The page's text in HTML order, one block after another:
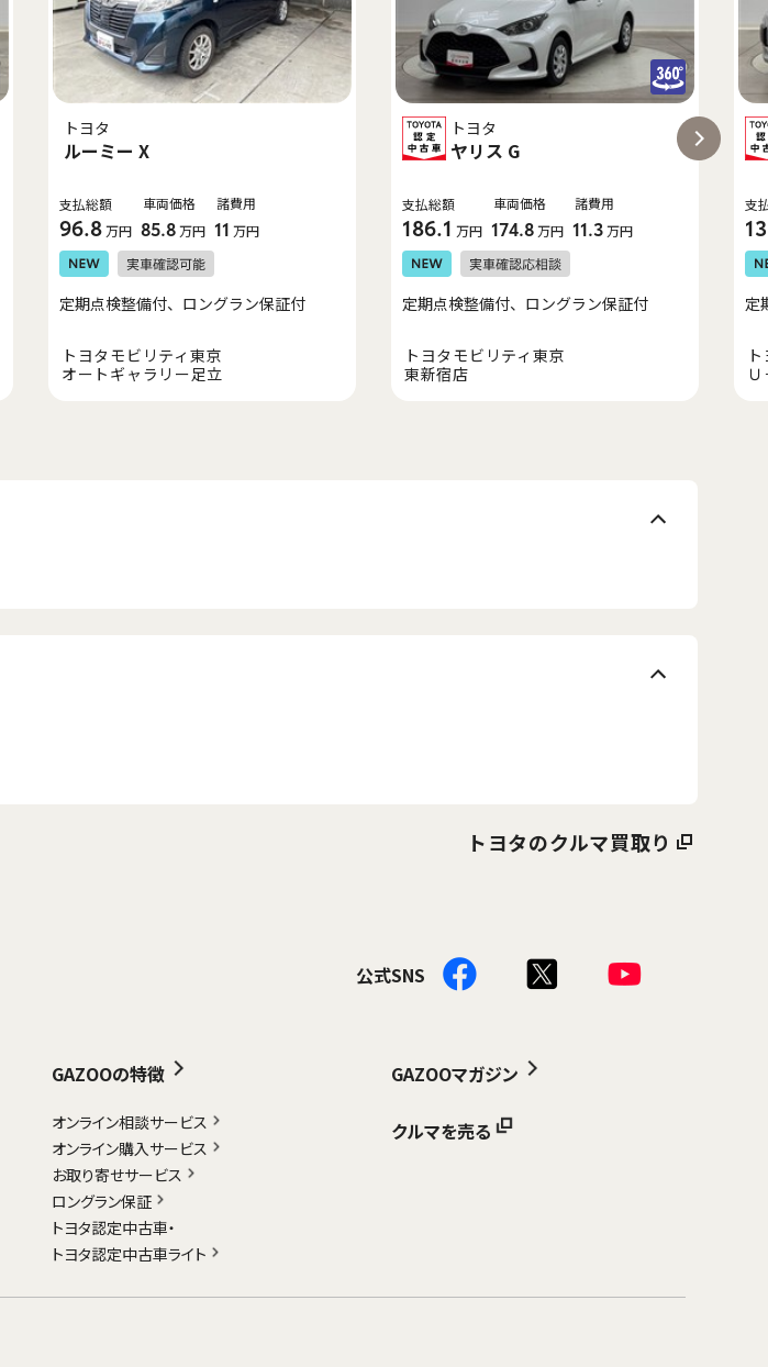
トヨタ
ルーミー X
支払総額
96.8万円
車両価格
85.8万円
諸費用
11 万円
定期点検整備付、ロングラン保証付
トヨタモビリティ東京
オートギャラリー足立
トヨタ
ヤリス G
支払総額
186.1 万円
車両価格
174.8万円
諸費用
11.3万円
定期点検整備付、ロングラン保証付
トヨタモビリティ東京
東新宿店
支
定
トヨタのクルマ買取り
公式SNS
GAZOOの特徴
オンライン相談サービス
オンライン購入サービス
お取り寄せサービス
ロングラン保証
トヨタ認定中古車・
トヨタ認定中古車ライト
GAZOOマガジン
クルマを売る